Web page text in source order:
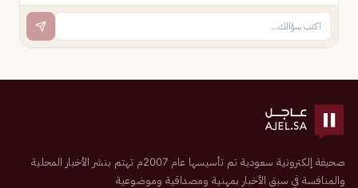
صحيفة إلكترونية سعودية تم تأسيسها عام 2007م تهتم بنشر الأخبار المحلية
والمنافسة في سبق الأخبار بمهنية ومصداقية وموضوعية